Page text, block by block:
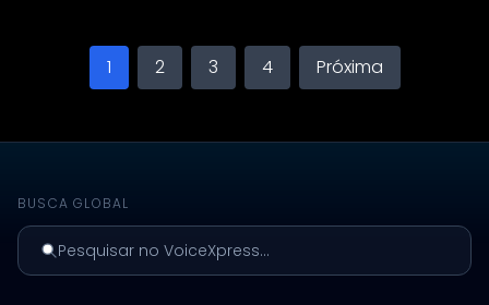
1 2 3 4 Próxima
BUSCA GLOBAL
Pesquisar no VoiceXpress...